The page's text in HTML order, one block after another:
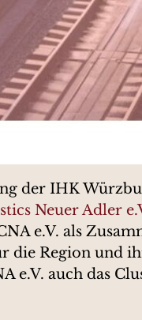
der IHK
Neuer Adler
e.V. als
Region und
e.V. auch das